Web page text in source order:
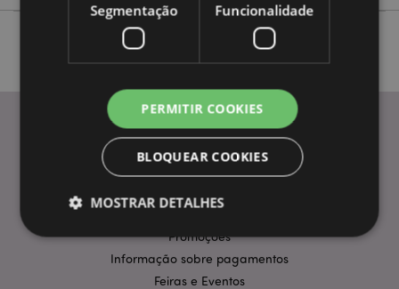
INFORMAÇÃO
Promoções
Informação sobre pagamentos
Feiras e Eventos
Segmentação Funcionalidade
PERMITIR COOKIES
BLOQUEAR COOKIES
MOSTRAR DETALHES